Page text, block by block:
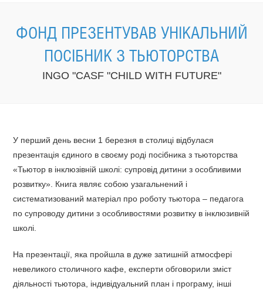
ФОНД ПРЕЗЕНТУВАВ УНІКАЛЬНИЙ
ПОСІБНИК З ТЬЮТОРСТВА
INGO "CASF "CHILD WITH FUTURE"
У перший день весни 1 березня в столиці відбулася
презентація єдиного в своєму роді посібника з тьюторства
«Тьютор в інклюзівній школі: супровід дитини з особливими
розвитку». Книга являє собою узагальнений і
систематизований матеріал про роботу тьютора – педагога
по супроводу дитини з особливостями розвитку в інклюзивній
школі.
На презентації, яка пройшла в дуже затишній атмосфері
невеликого столичного кафе, експерти обговорили зміст
діяльності тьютора, індивідуальний план і програму, інші